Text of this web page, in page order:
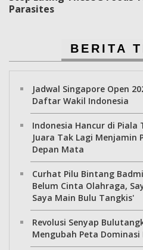
Parasites
BERITA
Jadwal Singapore Open
Daftar Wakil Indonesia
Indonesia Hancur di Piala
Juara Tak Lagi Menjamin
Depan Mata
Curhat Pilu Bintang
Belum Cinta Olahraga,
Saya Main Bulu Tangkis'
Revolusi Senyap
Mengubah Peta Dominasi